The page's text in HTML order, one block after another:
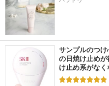
サンプルのつけ
の日焼け止め
け止め系がな